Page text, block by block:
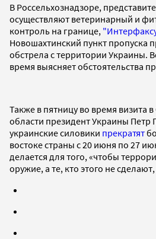
В Россельхознадзоре,
осуществляют ветеринарный и
контроль на границе,
Новошахтинский пункт пропуска
обстрела с территории Украины.
время выясняет обстоятельства
Также в пятницу во время визита
области президент Украины Петр
украинские силовики прекратят
востоке страны с 20 июня по 27
делается для того, «чтобы
оружие, а те, кто этого не